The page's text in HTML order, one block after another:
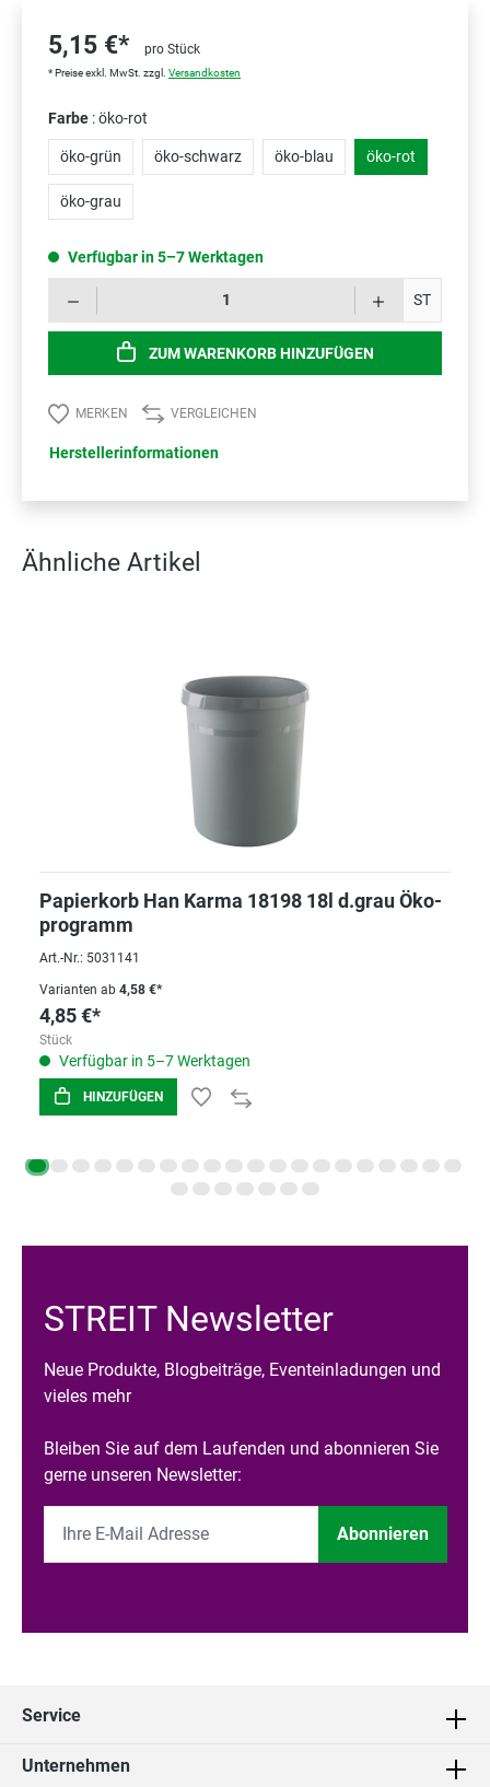
5,15 €* pro Stück
* Preise exkl. MwSt. zzgl. Versandkosten
Farbe : öko-rot
öko-grün öko-schwarz öko-blau öko-rot
öko-grau
Verfügbar in 5–7 Werktagen
ST
ZUM WARENKORB HINZUFÜGEN
MERKEN VERGLEICHEN
Herstellerinformationen
Ähnliche Artikel
Papierkorb Han Karma 18198 18l d.grau Öko-
programm
Art.-Nr.: 5031141
Varianten ab 4,58 €*
4,85 €*
Stück
Verfügbar in 5–7 Werktagen
HINZUFÜGEN
STREIT Newsletter
Neue Produkte, Blogbeiträge, Eventeinladungen und
vieles mehr
Bleiben Sie auf dem Laufenden und abonnieren Sie
gerne unseren Newsletter:
Abonnieren
Service
Unternehmen